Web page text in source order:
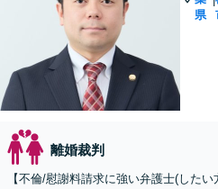
県
離婚裁判
【不倫/慰謝料請求に強い弁護士(した